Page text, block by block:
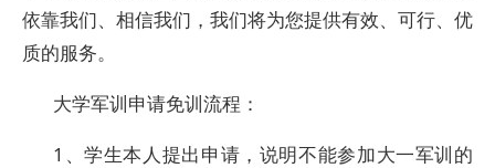
依靠我们、相信我们，我们将为您提供有效、可行、优
质的服务。
大学军训申请免训流程：
1、学生本人提出申请，说明不能参加大一军训的